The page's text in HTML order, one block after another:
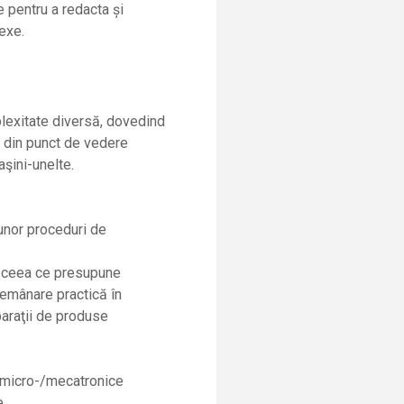
a redacta şi
diversă, dovedind
punct de vedere
unelte.
proceduri de
ce presupune
practică în
de produse
mecatronice